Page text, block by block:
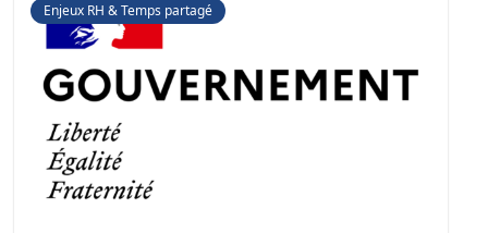
Enjeux RH & Temps partagé